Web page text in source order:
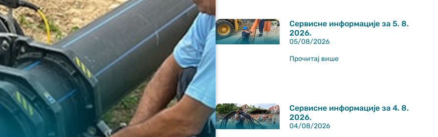
Сервисне информације за 5. 8.
2026.
05/08/2026
Прочитај више
Сервисне информације за 4. 8.
2026.
04/08/2026